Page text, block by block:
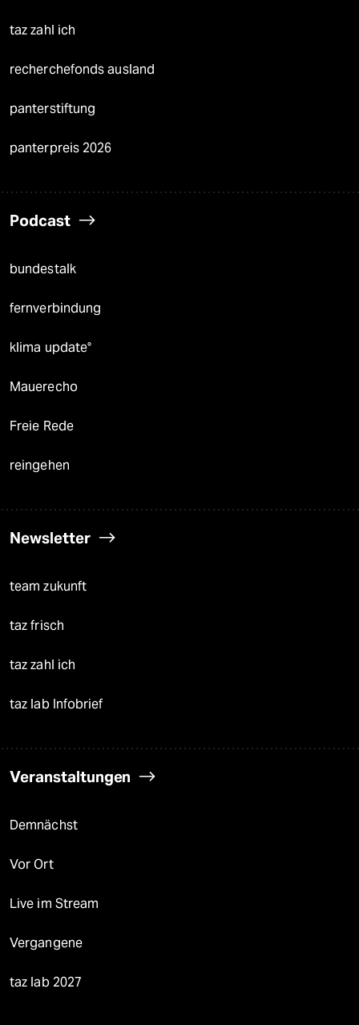
taz zahl ich
recherchefonds ausland
panterstiftung
panterpreis 2026
Podcast
bundestalk
fernverbindung
klima update°
Mauerecho
Freie Rede
reingehen
Newsletter
team zukunft
taz frisch
taz zahl ich
taz lab Infobrief
Veranstaltungen
Demnächst
Vor Ort
Live im Stream
Vergangene
taz lab 2027